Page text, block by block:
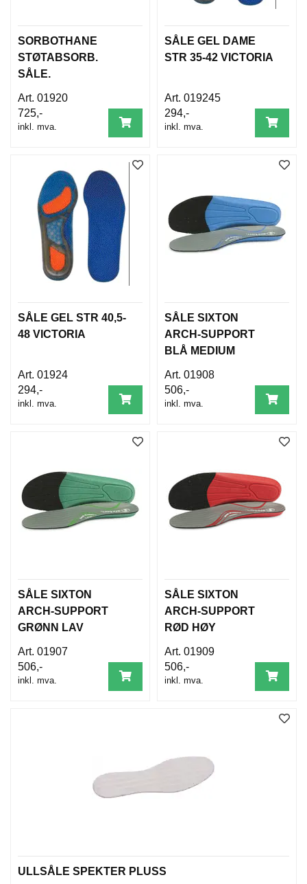
SORBOTHANE
STØTABSORB.
SÅLE.
01920
725,-
inkl. mva.
SÅLE GEL DAME
STR 35-42 VICTORIA
019245
294,-
inkl. mva.
SÅLE GEL STR 40,5-
48 VICTORIA
01924
294,-
inkl. mva.
SÅLE SIXTON
ARCH-SUPPORT
BLÅ MEDIUM
01908
506,-
inkl. mva.
SÅLE SIXTON
ARCH-SUPPORT
GRØNN LAV
01907
506,-
inkl. mva.
SÅLE SIXTON
ARCH-SUPPORT
RØD HØY
01909
506,-
inkl. mva.
ULLSÅLE SPEKTER PLUSS